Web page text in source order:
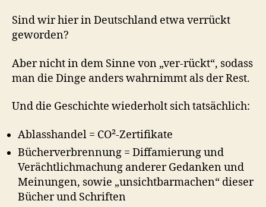
Sind wir hier in Deutschland etwa verrückt
geworden?
Aber nicht in dem Sinne von „ver-rückt“, sodass
man die Dinge anders wahrnimmt als der Rest.
Und die Geschichte wiederholt sich tatsächlich:
Ablasshandel = CO²-Zertifikate
Bücherverbrennung = Diffamierung und
Verächtlichmachung anderer Gedanken und
Meinungen, sowie „unsichtbarmachen“ dieser
Bücher und Schriften